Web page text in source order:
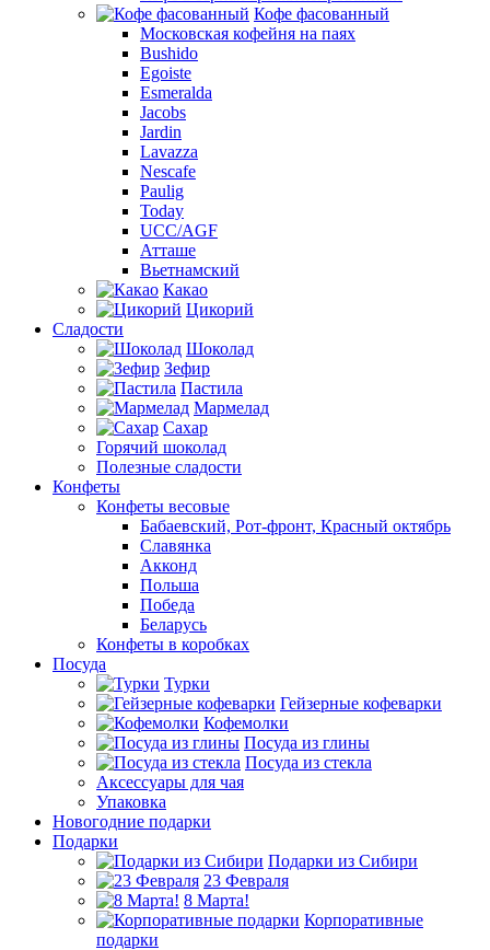
Кофе фасованный
Московская кофейня на паях
Bushido
Egoiste
Esmeralda
Jacobs
Jardin
Lavazza
Nescafe
Paulig
Today
UCC/AGF
Атташе
Вьетнамский
Какао
Цикорий
Сладости
Шоколад
Зефир
Пастила
Мармелад
Сахар
Горячий шоколад
Полезные сладости
Конфеты
Конфеты весовые
Бабаевский, Рот-фронт, Красный октябрь
Славянка
Акконд
Польша
Победа
Беларусь
Конфеты в коробках
Посуда
Турки
Гейзерные кофеварки
Кофемолки
Посуда из глины
Посуда из стекла
Аксессуары для чая
Упаковка
Новогодние подарки
Подарки
Подарки из Сибири
23 Февраля
8 Марта!
Корпоративные
подарки